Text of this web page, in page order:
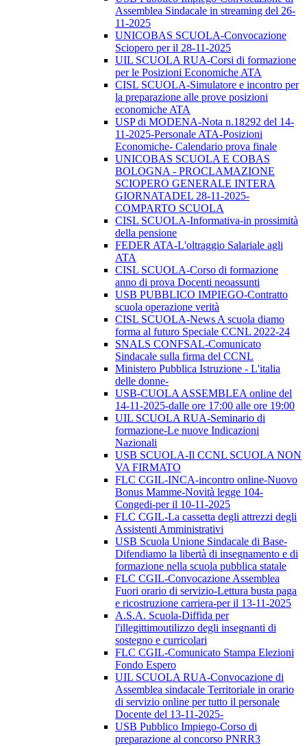
Assemblea Sindacale in streaming del 26-
11-2025
UNICOBAS SCUOLA-Convocazione
Sciopero per il 28-11-2025
UIL SCUOLA RUA-Corsi di formazione
per le Posizioni Economiche ATA
CISL SCUOLA-Simulatore e incontro per
la preparazione alle prove posizioni
economiche ATA
USP di MODENA-Nota n.18292 del 14-
11-2025-Personale ATA-Posizioni
Economiche- Calendario prova finale
UNICOBAS SCUOLA E COBAS
BOLOGNA - PROCLAMAZIONE
SCIOPERO GENERALE INTERA
GIORNATADEL 28-11-2025-
COMPARTO SCUOLA
CISL SCUOLA-Informativa-in prossimità
della pensione
FEDER ATA-L'oltraggio Salariale agli
ATA
CISL SCUOLA-Corso di formazione
anno di prova Docenti neoassunti
USB PUBBLICO IMPIEGO-Contratto
scuola operazione verità
CISL SCUOLA-News A scuola diamo
forma al futuro Speciale CCNL 2022-24
SNALS CONFSAL-Comunicato
Sindacale sulla firma del CCNL
Ministero Pubblica Istruzione - L'italia
delle donne-
USB-CUOLA ASSEMBLEA online del
14-11-2025-dalle ore 17:00 alle ore 19:00
UIL SCUOLA RUA-Seminario di
formazione-Le nuove Indicazioni
Nazionali
USB SCUOLA-Il CCNL SCUOLA NON
VA FIRMATO
FLC CGIL-INCA-incontro online-Nuovo
Bonus Mamme-Novità legge 104-
Congedi-per il 10-11-2025
FLC CGIL-La cassetta degli attrezzi degli
Assistenti Amministrativi
USB Scuola Unione Sindacale di Base-
Difendiamo la libertà di insegnamento e di
formazione nella scuola pubblica statale
FLC CGIL-Convocazione Assemblea
Fuori orario di servizio-Lettura busta paga
e ricostruzione carriera-per il 13-11-2025
A.S.A. Scuola-Diffida per
l'illegittimoutilizzo degli insegnanti di
sostegno e curricolari
FLC CGIL-Comunicato Stampa Elezioni
Fondo Espero
UIL SCUOLA RUA-Convocazione di
Assemblea sindacale Territoriale in orario
di servizio online per tutto il personale
Docente del 13-11-2025-
USB Pubblico Impiego-Corso di
preparazione al concorso PNRR3